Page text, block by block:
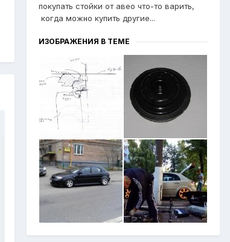
покупать стойки от авео что-то варить,
когда можно купить другие...
ИЗОБРАЖЕНИЯ В ТЕМЕ